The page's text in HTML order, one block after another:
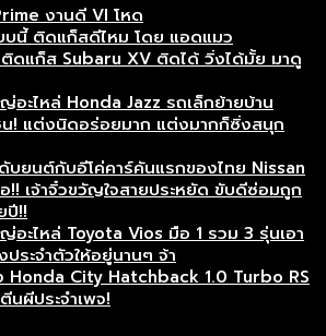
งานดี VI โหด
นี้ ติดแก็สดีไหม โดย แอดแมว
ดแก็ส Subaru XV ติดได้ วิ่งได้มั้ย มาดู
อะไหล่ Honda Jazz รถเล็กย้ายบ้าน
! แต่งนิดอร่อยมาก แต่งมากก็ซิ่งสนุก
บยนต์กับอีโค่คาร์คันแรกของไทย Nissan
!! เจ้าจิ๋วขวัญใจสายประหยัด ขับดีซ่อมถูก
ปี!!
อะไหล่ Toyota Vios มือ 1 รวม 3 รุ่นเอา
ประจำตัวให้อยู่นานๆ จ้า
Honda City Hatchback 1.0 Turbo RS
นผีประจำเพจ!